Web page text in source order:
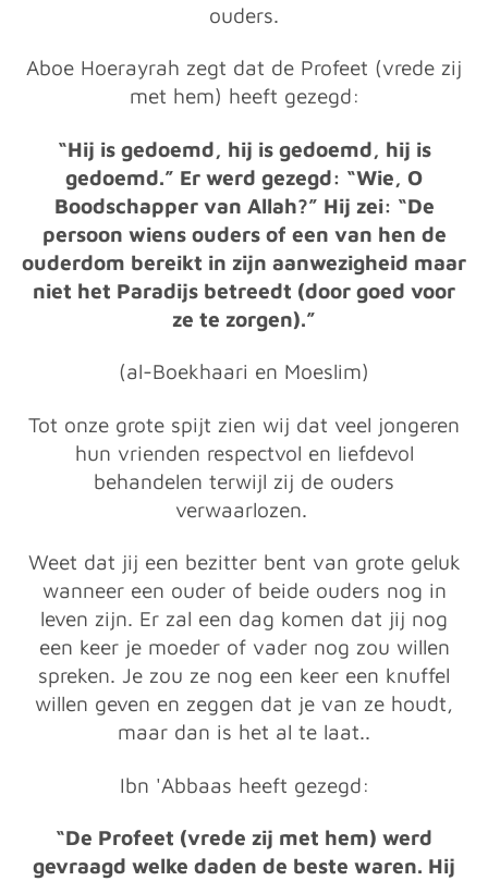
ouders.
Aboe Hoerayrah zegt dat de Profeet (vrede zij
met hem) heeft gezegd:
“Hij is gedoemd, hij is gedoemd, hij is
gedoemd.” Er werd gezegd: “Wie, O
Boodschapper van Allah?” Hij zei: “De
persoon wiens ouders of een van hen de
ouderdom bereikt in zijn aanwezigheid maar
niet het Paradijs betreedt (door goed voor
ze te zorgen).”
(al-Boekhaari en Moeslim)
Tot onze grote spijt zien wij dat veel jongeren
hun vrienden respectvol en liefdevol
behandelen terwijl zij de ouders
verwaarlozen.
Weet dat jij een bezitter bent van grote geluk
wanneer een ouder of beide ouders nog in
leven zijn. Er zal een dag komen dat jij nog
een keer je moeder of vader nog zou willen
spreken. Je zou ze nog een keer een knuffel
willen geven en zeggen dat je van ze houdt,
maar dan is het al te laat..
Ibn 'Abbaas heeft gezegd:
“De Profeet (vrede zij met hem) werd
gevraagd welke daden de beste waren. Hij